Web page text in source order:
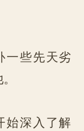
些先天劣
深入了解